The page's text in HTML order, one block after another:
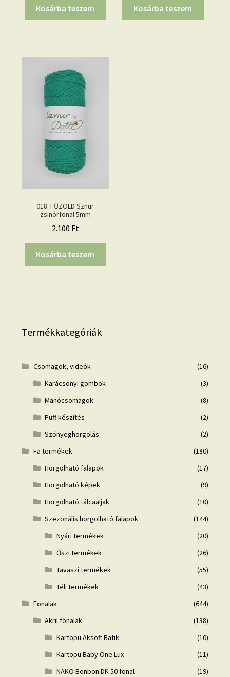
Kosárba teszem Kosárba teszem
018. FŰZÖLD Sznur
zsinórfonal 5mm
2.100 Ft
Kosárba teszem
Termékkategóriák
Csomagok, videók
(16)
Karácsonyi gömbök
(3)
Manócsomagok
(8)
Puff készítés
(2)
Szőnyeghorgolás
(2)
Fa termékek
(180)
Horgolható falapok
(17)
Horgolható képek
(9)
Horgolható tálcaaljak
(10)
Szezonális horgolható falapok
(144)
Nyári termékek
(20)
Őszi termékek
(26)
Tavaszi termékek
(55)
Téli termékek
(43)
Fonalak
(644)
Akril fonalak
(138)
Kartopu Aksoft Batik
(10)
Kartopu Baby One Lux
(11)
NAKO Bonbon DK 50 fonal
(19)